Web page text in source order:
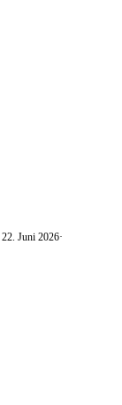
22. Juni 2026·